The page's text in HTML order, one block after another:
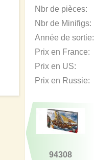
Nbr de pièces:
Nbr de Minifigs:
Année de sortie:
Prix en France:
Prix en US:
Prix en Russie:
94308